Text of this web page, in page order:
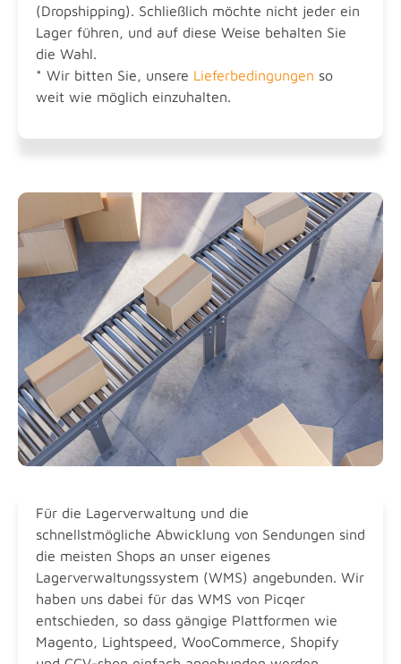
(Dropshipping). Schließlich möchte nicht jeder ein
Lager führen, und auf diese Weise behalten Sie
die Wahl.
* Wir bitten Sie, unsere Lieferbedingungen so
weit wie möglich einzuhalten.
Für die Lagerverwaltung und die
schnellstmögliche Abwicklung von Sendungen sind
die meisten Shops an unser eigenes
Lagerverwaltungssystem (WMS) angebunden. Wir
haben uns dabei für das WMS von Picqer
entschieden, so dass gängige Plattformen wie
Magento, Lightspeed, WooCommerce, Shopify